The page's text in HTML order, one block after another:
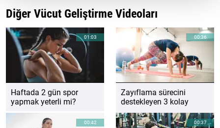
Diğer Vücut Geliştirme Videoları
01:03
Haftada 2 gün spor
yapmak yeterli mi?
00:36
Zayıflama sürecini
destekleyen 3 kolay
hareket
00:42 00:37